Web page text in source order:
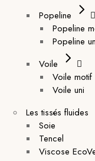
Popeline
Popeline
Popeline
Voile
Voile motif
Voile uni
Les tissés fluides
Soie
Tencel
Viscose